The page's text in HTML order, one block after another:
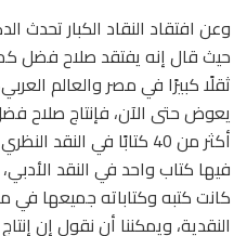
وعن افتقاد النقاد الكبار تحدث
حيث قال إنه يفتقد صلاح فضل
ثقلًا كبيرًا في مصر والعالم
يعوض حتى الآن، فإنتاج صلاح
أكثر من 40 كتابًا في
فيها كتاب واحد في النقد
كانت كتبه وكتاباته جميعها في
النقدية، ويمكننا أن نقول إن